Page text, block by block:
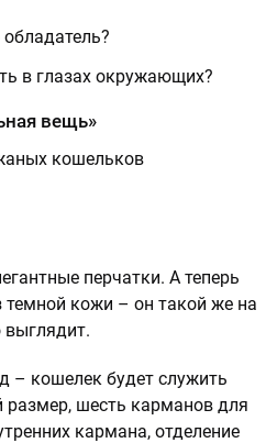
в глазах окружающих?
вещь»
перчатки. А теперь
темной кожи – он такой же на
– кошелек будет служить
размер, шесть карманов для
кармана, отделение